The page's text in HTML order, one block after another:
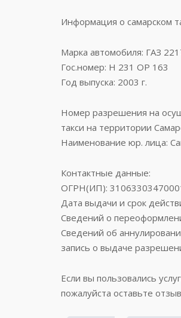
Информация о самарском
Марка автомобиля: ГАЗ
Гос.номер: Н 231 ОР 163
Год выпуска: 2003 г.
Номер разрешения на
такси на территории
Наименование юр. лица:
Контактные данные:
ОГРН(ИП):
Дата выдачи и срок
Сведений о
Сведений об
запись о выдаче
Если вы пользовались
пожалуйста оставьте